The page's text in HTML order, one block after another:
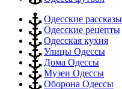
Одесские рассказы
Одесские рецепты
Одесская кухня
Улицы Одессы
Дома Одессы
Музеи Одессы
Оборона Одессы